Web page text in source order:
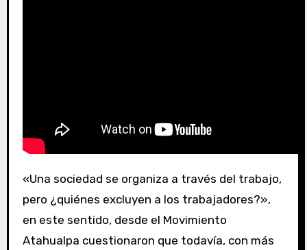
«Una sociedad se organiza a través del trabajo,
pero ¿quiénes excluyen a los trabajadores?»,
en este sentido, desde el Movimiento
Atahualpa cuestionaron que todavía, con más